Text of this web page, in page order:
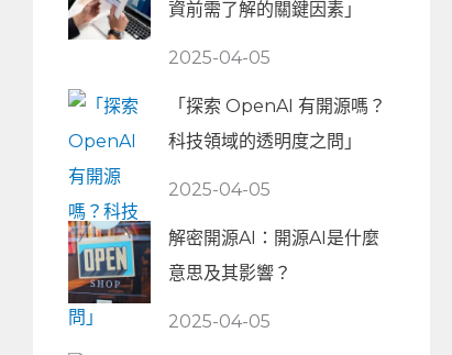
資前需了解的關鍵因素」
2025-04-05
「探索 OpenAI 有開源嗎？
科技領域的透明度之問」
2025-04-05
解密開源AI：開源AI是什麼
意思及其影響？
2025-04-05